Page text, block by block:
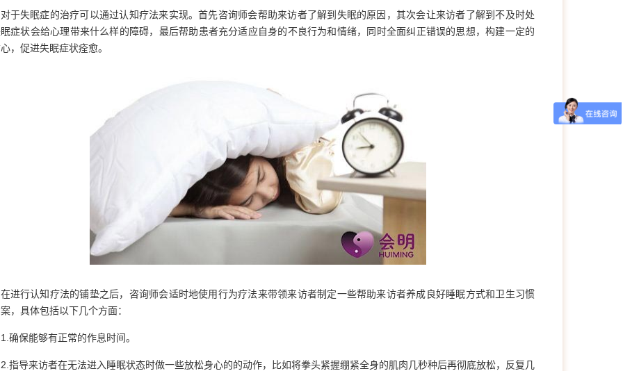
对于失眠症的治疗可以通过认知疗法来实现。首先咨询师会帮助来访者了解到失眠的原因，其次会让来访者了解到不及时处
症状会给心理带来什么样的障碍，最后帮助患者充分适应自身的不良行为和情绪，同时全面纠正错误的思想，构建一定的
，促进失眠症状痊愈。
在进行认知疗法的铺垫之后，咨询师会适时地使用行为疗法来带领来访者制定一些帮助来访者养成良好睡眠方式和卫生习惯
，具体包括以下几个方面：
1.确保能够有正常的作息时间。
2.指导来访者在无法进入睡眠状态时做一些放松身心的的动作，比如将拳头紧握绷紧全身的肌肉几秒种后再彻底放松，反复几